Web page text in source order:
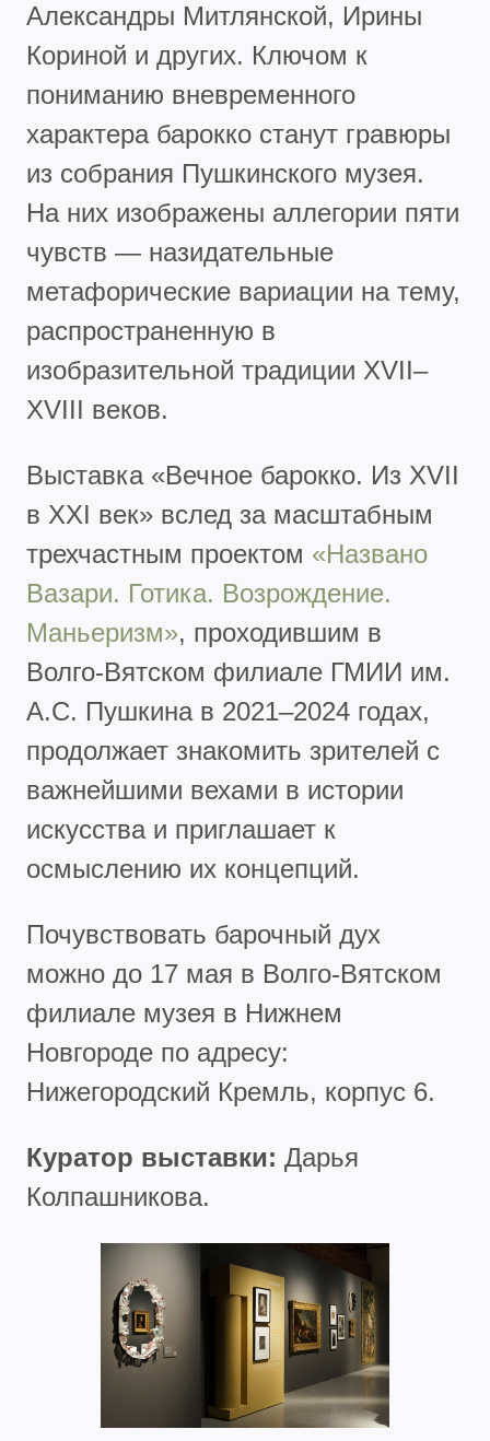
Александры Митлянской, Ирины
Кориной и других. Ключом к
пониманию вневременного
характера барокко станут гравюры
из собрания Пушкинского музея.
На них изображены аллегории пяти
чувств — назидательные
метафорические вариации на тему,
распространенную в
изобразительной традиции XVII–
XVIII веков.
Выставка «Вечное барокко. Из XVII
в XXI век» вслед за масштабным
трехчастным проектом «Названо
Вазари. Готика. Возрождение.
Маньеризм», проходившим в
Волго-Вятском филиале ГМИИ им.
А.С. Пушкина в 2021–2024 годах,
продолжает знакомить зрителей с
важнейшими вехами в истории
искусства и приглашает к
осмыслению их концепций.
Почувствовать барочный дух
можно до 17 мая в Волго-Вятском
филиале музея в Нижнем
Новгороде по адресу:
Нижегородский Кремль, корпус 6.
Куратор выставки: Дарья
Колпашникова.